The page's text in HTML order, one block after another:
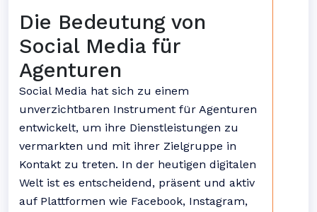
Die Bedeutung von
Social Media für
Agenturen
Social Media hat sich zu einem
unverzichtbaren Instrument für Agenturen
entwickelt, um ihre Dienstleistungen zu
vermarkten und mit ihrer Zielgruppe in
Kontakt zu treten. In der heutigen digitalen
Welt ist es entscheidend, präsent und aktiv
auf Plattformen wie Facebook, Instagram,